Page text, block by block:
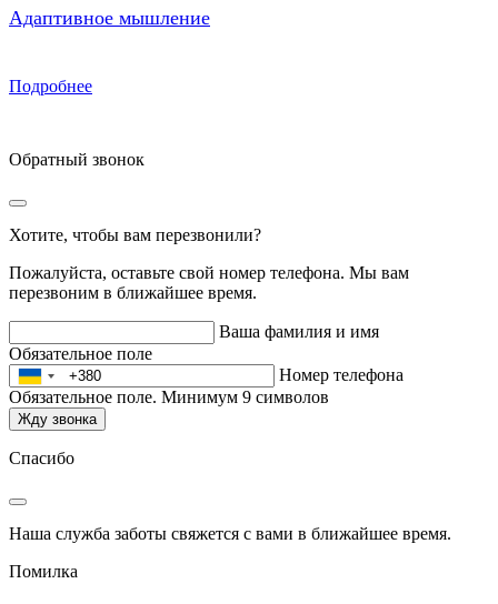
Адаптивное мышление
Подробнее
Обратный звонок
Хотите, чтобы вам перезвонили?
Пожалуйста, оставьте свой номер телефона. Мы вам
перезвоним в ближайшее время.
Ваша фамилия и имя
Обязательное поле
Номер телефона
Обязательное поле. Минимум 9 символов
Жду звонка
Спасибо
Наша служба заботы свяжется с вами в ближайшее время.
Помилка